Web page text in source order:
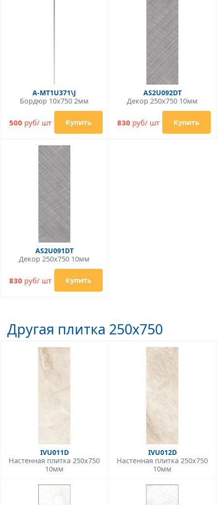
A-MT1U371\J
Бордюр 10x750 2мм
500 руб/ шт Купить
AS2U092DT
Декор 250x750 10мм
830 руб/ шт Купить
AS2U091DT
Декор 250x750 10мм
830 руб/ шт Купить
Другая плитка 250x750
IVU011D
Настенная плитка 250x750
10мм
IVU012D
Настенная плитка 250x750
10мм